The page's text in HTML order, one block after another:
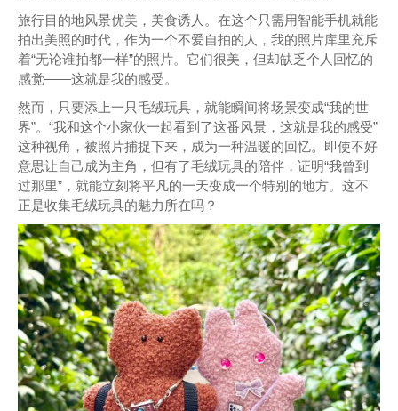
旅行目的地风景优美，美食诱人。在这个只需用智能手机就能
拍出美照的时代，作为一个不爱自拍的人，我的照片库里充斥
着“无论谁拍都一样”的照片。它们很美，但却缺乏个人回忆的
感觉——这就是我的感受。
然而，只要添上一只毛绒玩具，就能瞬间将场景变成“我的世
界”。“我和这个小家伙一起看到了这番风景，这就是我的感受”
这种视角，被照片捕捉下来，成为一种温暖的回忆。即使不好
意思让自己成为主角，但有了毛绒玩具的陪伴，证明“我曾到
过那里”，就能立刻将平凡的一天变成一个特别的地方。这不
正是收集毛绒玩具的魅力所在吗？